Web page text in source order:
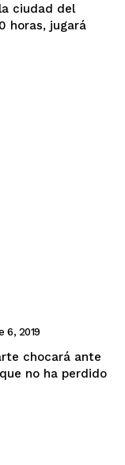
ciudad del
horas, jugará
6, 2019
chocará ante
no ha perdido